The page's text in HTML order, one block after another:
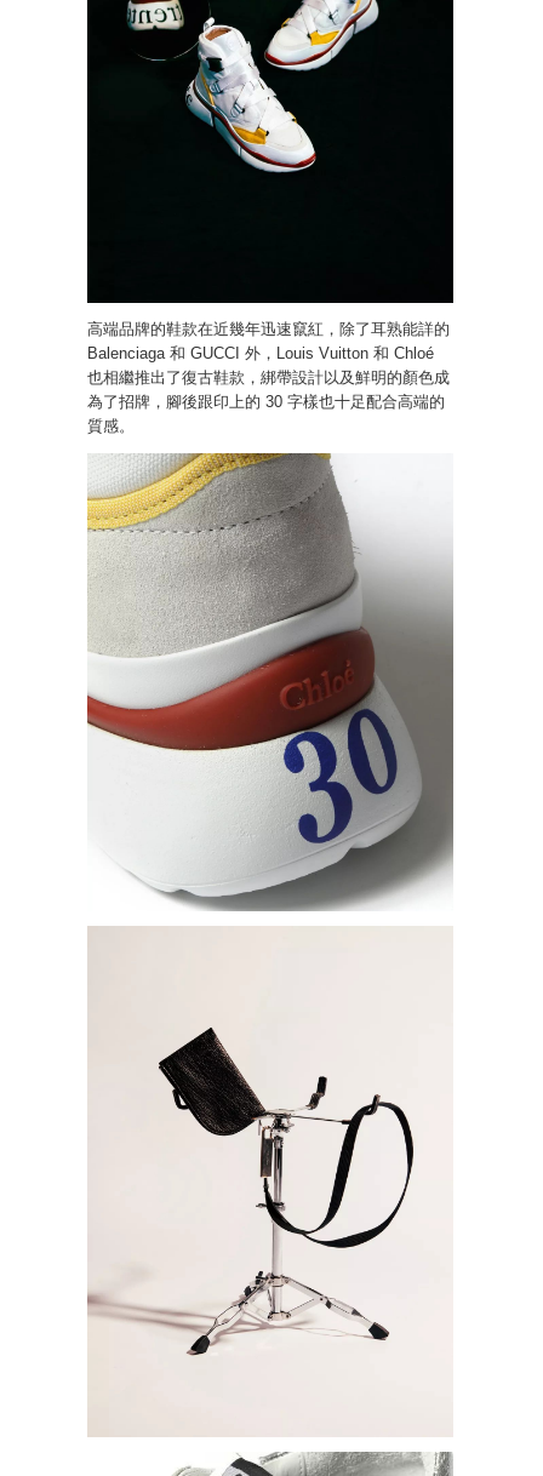
高端品牌的鞋款在近幾年迅速竄紅，除了耳熟能詳的
Balenciaga 和 GUCCI 外，Louis Vuitton 和 Chloé
也相繼推出了復古鞋款，綁帶設計以及鮮明的顏色成
為了招牌，腳後跟印上的 30 字樣也十足配合高端的
質感。